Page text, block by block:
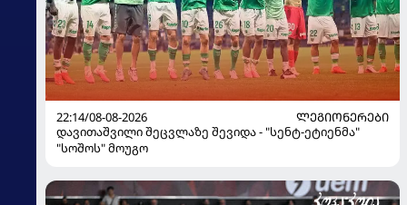
22:14/08-08-2026
ᲚᲔᲒᲘᲝᲜᲔᲠᲔᲑᲘ
დავითაშვილი შეცვლაზე შევიდა - "სენტ-ეტიენმა"
"სოშოს" მოუგო